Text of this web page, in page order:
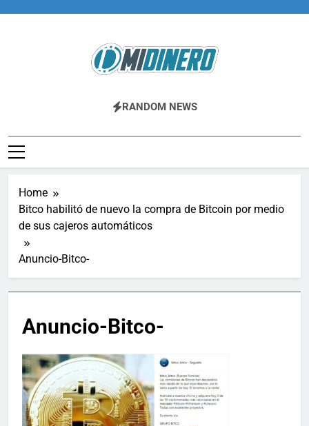
Midinero.co
Fintech, Criptomonedas
RANDOM NEWS
Home
Bitco habilitó de nuevo la compra de Bitcoin por medio
de sus cajeros automáticos
Anuncio-Bitco-
Anuncio-Bitco-